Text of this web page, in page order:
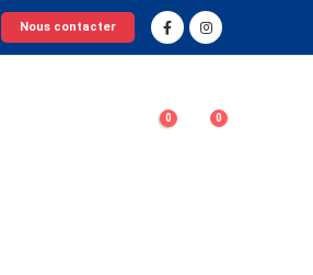
Nous contacter
0 0